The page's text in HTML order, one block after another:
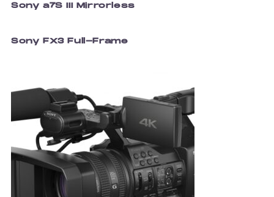
Sony a7S III Mirrorless
Sony FX3 Full-Frame